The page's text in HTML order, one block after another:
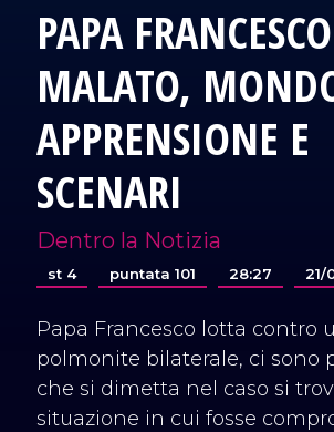
PAPA FRANCESCO
MALATO,
APPRENSIONE E
SCENARI
Dentro la Notizia
st 4 puntata 101 28:27 21/
Papa Francesco lotta contro
polmonite bilaterale, ci sono
che si dimetta nel caso si
situazione in cui fosse